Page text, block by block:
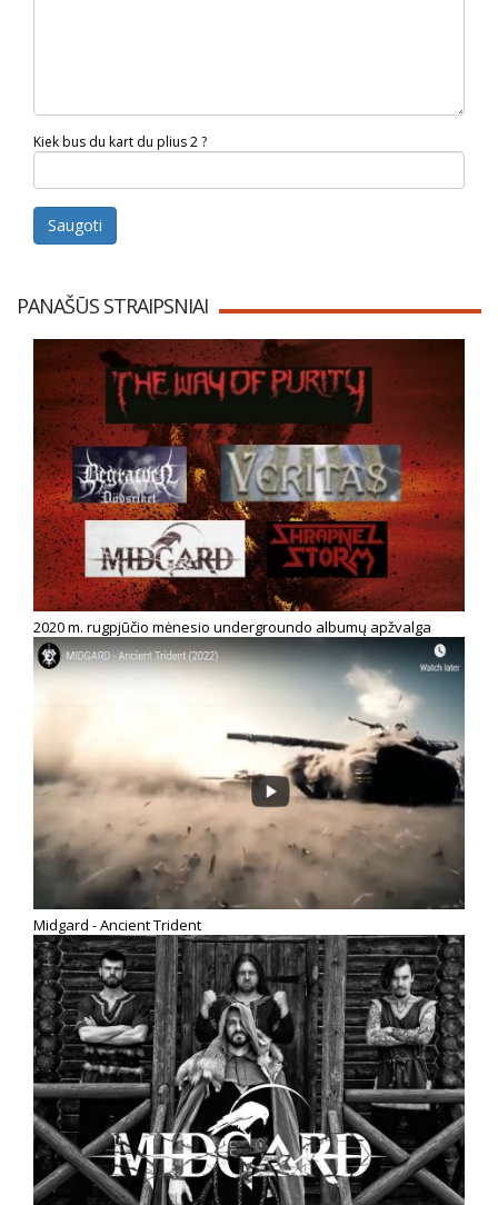
Kiek bus du kart du plius 2 ?
Saugoti
PANAŠŪS STRAIPSNIAI
2020 m. rugpjūčio mėnesio undergroundo albumų apžvalga
Midgard - Ancient Trident